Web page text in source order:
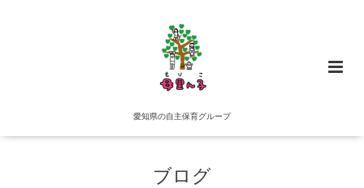
愛知県の自主保育グループ
ブログ